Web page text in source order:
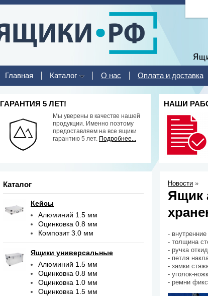
Главная Каталог О нас Оплата и доставка
ГАРАНТИЯ 5 ЛЕТ!
Мы уверены в качестве нашей
продукции. Именно поэтому
предоставляем на все ящики
гарантию 5 лет. Подробнее...
НАШИ
Каталог
Кейсы
Алюминий 1.5 мм
Оцинковка 0.8 мм
Композит 3.0 мм
Ящики универсальные
Алюминий 1.5 мм
Оцинковка 0.8 мм
Оцинковка 1.0 мм
Оцинковка 1.5 мм
Новости »
Ящик
-
- толщина
- ручка
- петля
- замки
- уголок-
- ремни